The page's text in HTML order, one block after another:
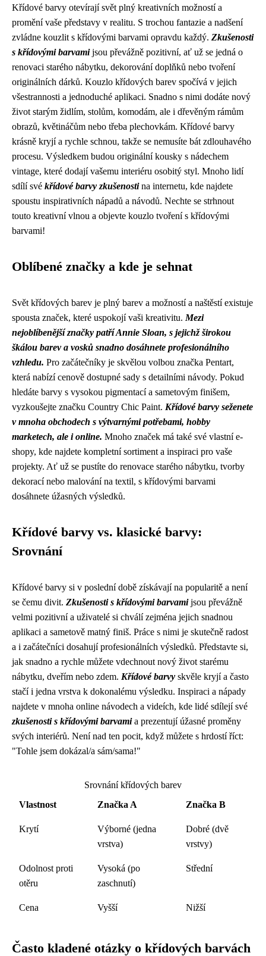
Křídové barvy otevírají svět plný kreativních možností a
promění vaše představy v realitu. S trochou fantazie a nadšení
zvládne kouzlit s křídovými barvami opravdu každý. Zkušenosti
s křídovými barvamijsou převážně pozitivní, ať už se jedná o
renovaci starého nábytku, dekorování doplňků nebo tvoření
originálních dárků. Kouzlo křídových barev spočívá v jejich
všestrannosti a jednoduché aplikaci. Snadno s nimi dodáte nový
život starým židlím, stolům, komodám, ale i dřevěným rámům
obrazů, květináčům nebo třeba plechovkám. Křídové barvy
krásně kryjí a rychle schnou, takže se nemusíte bát zdlouhavého
procesu. Výsledkem budou originální kousky s nádechem
vintage, které dodají vašemu interiéru osobitý styl. Mnoho lidí
sdílí své křídové barvy zkušenostina internetu, kde najdete
spoustu inspirativních nápadů a návodů. Nechte se strhnout
touto kreativní vlnou a objevte kouzlo tvoření s křídovými
barvami!
Oblíbené značky a kde je sehnat
Svět křídových barev je plný barev a možností a naštěstí existuje
spousta značek, které uspokojí vaši kreativitu. Mezi
nejoblíbenější značky patří Annie Sloan, s jejichž širokou
škálou barev a vosků snadno dosáhnete profesionálního
vzhledu. Pro začátečníky je skvělou volbou značka Pentart,
která nabízí cenově dostupné sady s detailními návody. Pokud
hledáte barvy s vysokou pigmentací a sametovým finišem,
vyzkoušejte značku Country Chic Paint. Křídové barvy seženete
v mnoha obchodech s výtvarnými potřebami, hobby
marketech, ale i online. Mnoho značek má také své vlastní e-
shopy, kde najdete kompletní sortiment a inspiraci pro vaše
projekty. Ať už se pustíte do renovace starého nábytku, tvorby
dekorací nebo malování na textil, s křídovými barvami
dosáhnete úžasných výsledků.
Křídové barvy vs. klasické barvy:
Srovnání
Křídové barvy si v poslední době získávají na popularitě a není
se čemu divit. Zkušenosti s křídovými barvamijsou převážně
velmi pozitivní a uživatelé si chválí zejména jejich snadnou
aplikaci a sametově matný finiš. Práce s nimi je skutečně radost
a i začátečníci dosahují profesionálních výsledků. Představte si,
jak snadno a rychle můžete vdechnout nový život starému
nábytku, dveřím nebo zdem. Křídové barvy skvěle kryjí a často
stačí i jedna vrstva k dokonalému výsledku. Inspiraci a nápady
najdete v mnoha online návodech a videích, kde lidé sdílejí své
zkušenosti s křídovými barvamia prezentují úžasné proměny
svých interiérů. Není nad ten pocit, když můžete s hrdostí říct:
"Tohle jsem dokázal/a sám/sama!"
Srovnání křídových barev
Vlastnost
Značka A Značka B
Krytí
Výborné (jedna
vrstva)
Dobré (dvě
vrstvy)
Odolnost proti
otěru
Vysoká (po
zaschnutí)
Střední
Cena Vyšší Nižší
Často kladené otázky o křídových barvách